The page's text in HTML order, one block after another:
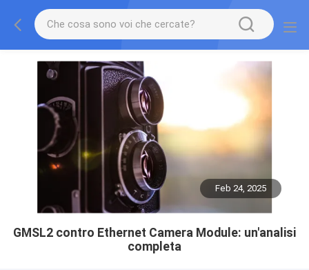
Feb 24, 2025
GMSL2 contro Ethernet Camera Module: un'analisi
completa